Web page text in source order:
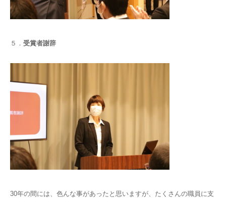
５． 受賞者謝辞
30年の間には、色んな事があったと思いますが、たくさんの職員に支